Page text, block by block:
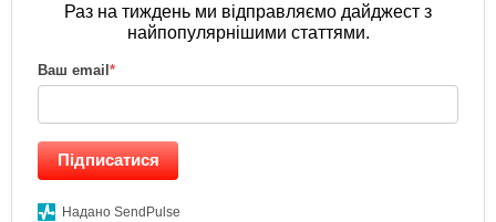
Раз на тиждень ми відправляємо дайджест з
найпопулярнішими статтями.
Ваш email*
Підписатися
Надано SendPulse